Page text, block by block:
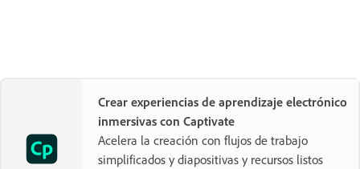
Crear experiencias de aprendizaje electrónico
inmersivas con Captivate
Acelera la creación con flujos de trabajo
simplificados y diapositivas y recursos listos